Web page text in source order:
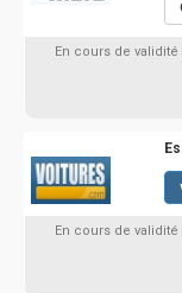
En cours de validité
En cours de validité